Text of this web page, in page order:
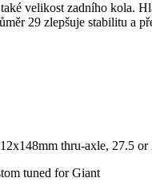
velikost zadního kola.
29 zlepšuje stabilitu a
thru-axle, 27.5
tuned for Giant